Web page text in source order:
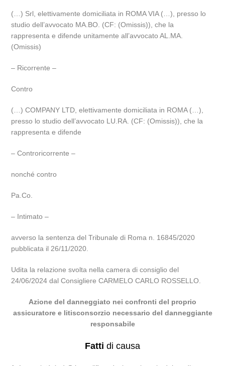
(…) Srl, elettivamente domiciliata in ROMA VIA (…), presso lo
studio dell’avvocato MA.BO. (CF: (Omissis)), che la
rappresenta e difende unitamente all’avvocato AL.MA.
(Omissis)
– Ricorrente –
Contro
(…) COMPANY LTD, elettivamente domiciliata in ROMA (…),
presso lo studio dell’avvocato LU.RA. (CF: (Omissis)), che la
rappresenta e difende
– Controricorrente –
nonché contro
Pa.Co.
– Intimato –
avverso la sentenza del Tribunale di Roma n. 16845/2020
pubblicata il 26/11/2020.
Udita la relazione svolta nella camera di consiglio del
24/06/2024 dal Consigliere CARMELO CARLO ROSSELLO.
Azione del danneggiato nei confronti del proprio
assicuratore e litisconsorzio necessario del danneggiante
responsabile
Fatti di causa